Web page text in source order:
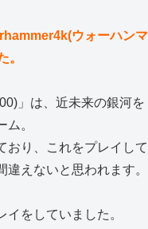
ウォーハンマ
。
」は、近未来の銀河を
。
おり、これをプレイして
えないと思われます。
をしていました。